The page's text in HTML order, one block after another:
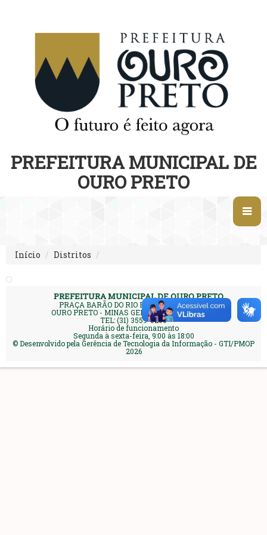
PREFEITURA MUNICIPAL DE
OURO PRETO
Início Distritos
PREFEITURA MUNICIPAL DE OURO PRETO
PRAÇA BARÃO DO RIO BRANCO, 12 - PILAR
OURO PRETO - MINAS GERAIS | CEP 35400-000
TEL: (31) 3559-3200
Horário de funcionamento
Segunda à sexta-feira, 9:00 às 18:00
© Desenvolvido pela Gerência de Tecnologia da Informação - GTI/PMOP
2026